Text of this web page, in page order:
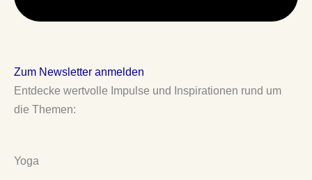
Zum Newsletter anmelden
Entdecke wertvolle Impulse und Inspirationen rund um
die Themen:
Yoga